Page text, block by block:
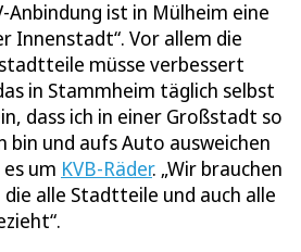
Anbindung ist in Mülheim eine
Innenstadt“. Vor allem die
müsse verbessert
in Stammheim täglich selbst
dass ich in einer Großstadt so
bin und aufs Auto ausweichen
um KVB-Räder. „Wir brauchen
alle Stadtteile und auch alle